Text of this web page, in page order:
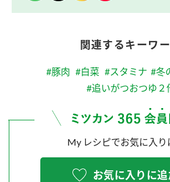
関連するキーワ
#豚肉 #白菜 #スタミナ #冬
#追いがつおつゆ２
My レシピでお気に入り
お気に入りに追